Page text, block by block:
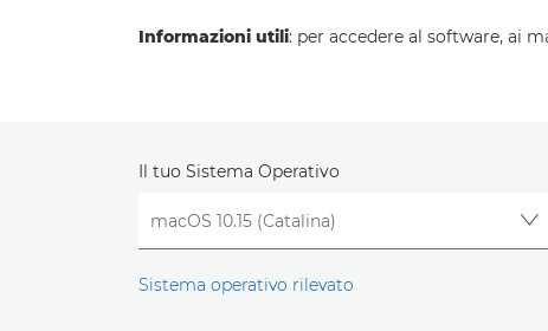
Informazioni utili: per accedere al software, ai
Il tuo Sistema Operativo
Sistema operativo rilevato